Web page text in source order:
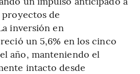
de
inversión en
un 5,6% en los cinco
año, manteniendo el
intacto desde